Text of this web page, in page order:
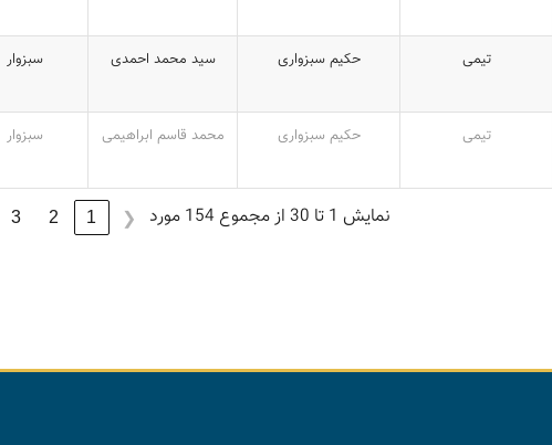
تیمی حکیم سبزواری سید محمد احمدی سبزوار
تیمی حکیم سبزواری محمد قاسم ابراهیمی سبزوار
نمایش 1 تا 30 از مجموع 154 مورد ❮
1
2
3